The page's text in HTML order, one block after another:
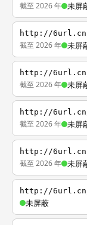
截至 2026 年 未屏
http://
截至 2026 年 未屏
http://
截至 2026 年 未屏
http://
截至 2026 年 未屏
http://
截至 2026 年 未屏
http://
未屏蔽